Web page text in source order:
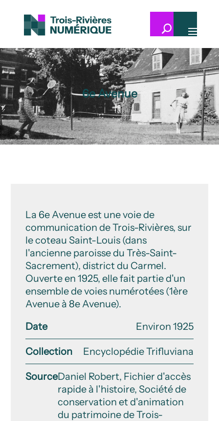
6e Avenue
La 6e Avenue est une voie de
communication de Trois-Rivières, sur
le coteau Saint-Louis (dans
l'ancienne paroisse du Très-Saint-
Sacrement), district du Carmel.
Ouverte en 1925, elle fait partie d'un
ensemble de voies numérotées (1ère
Avenue à 8e Avenue).
Date
Environ 1925
Collection Encyclopédie Trifluviana
SourceDaniel Robert, Fichier d'accès
rapide à l'histoire, Société de
conservation et d'animation
du patrimoine de Trois-